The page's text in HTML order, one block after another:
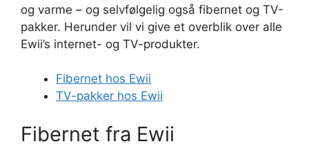
og varme – og selvfølgelig også fibernet og TV-
pakker. Herunder vil vi give et overblik over alle
Ewii’s internet- og TV-produkter.
Fibernet hos Ewii
TV-pakker hos Ewii
Fibernet fra Ewii